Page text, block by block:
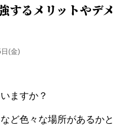
するメリットやデメ
(金)
ますか？
ど色々な場所があるかと